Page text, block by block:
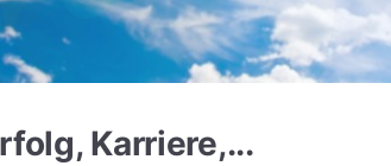
Karriere,...